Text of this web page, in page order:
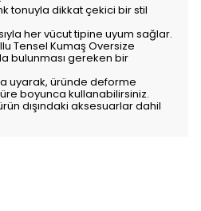
tonuyla dikkat çekici bir stil
her vücut tipine uyum sağlar.
Tensel Kumaş Oversize
bulunması gereken bir
uyarak, üründe deforme
boyunca kullanabilirsiniz.
dışındaki aksesuarlar dahil